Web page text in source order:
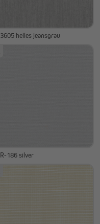
3605 helles jeansgrau
R-186 silver